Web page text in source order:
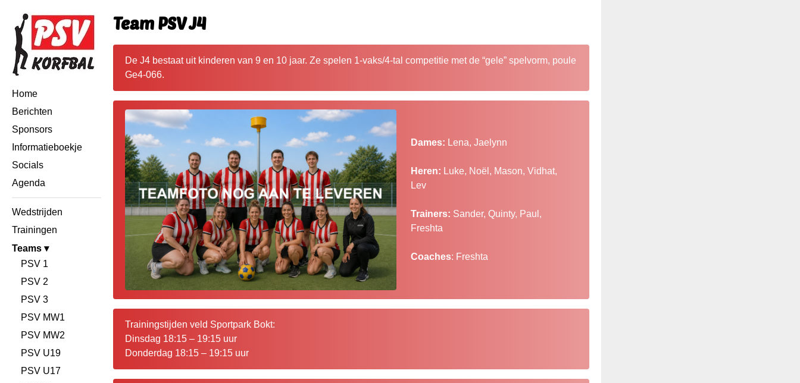
Home
Berichten
Sponsors
Informatieboekje
Socials
Agenda
Wedstrijden
Trainingen
Teams
PSV 1
PSV 2
PSV 3
PSV MW1
PSV MW2
PSV U19
PSV U17
Team PSV J4
De J4 bestaat uit kinderen van 9 en 10 jaar. Ze spelen 1-vaks/4-tal competitie met de “gele” spelvorm, poule
Ge4-066.
Dames: Lena, Jaelynn
Heren: Luke, Noël, Mason, Vidhat,
Lev
Trainers: Sander, Quinty, Paul,
Freshta
Coaches: Freshta
Trainingstijden veld Sportpark Bokt:
Dinsdag 18:15 – 19:15 uur
Donderdag 18:15 – 19:15 uur